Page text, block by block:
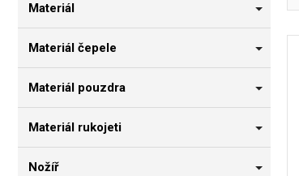
Materiál
Materiál čepele
Materiál pouzdra
Materiál rukojeti
Nožíř